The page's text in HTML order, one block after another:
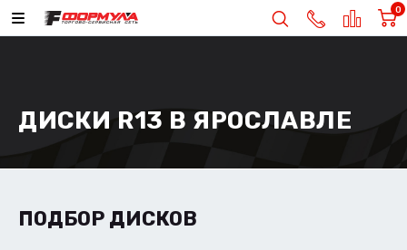
0
ДИСКИ R13 В ЯРОСЛАВЛЕ
ПОДБОР ДИСКОВ